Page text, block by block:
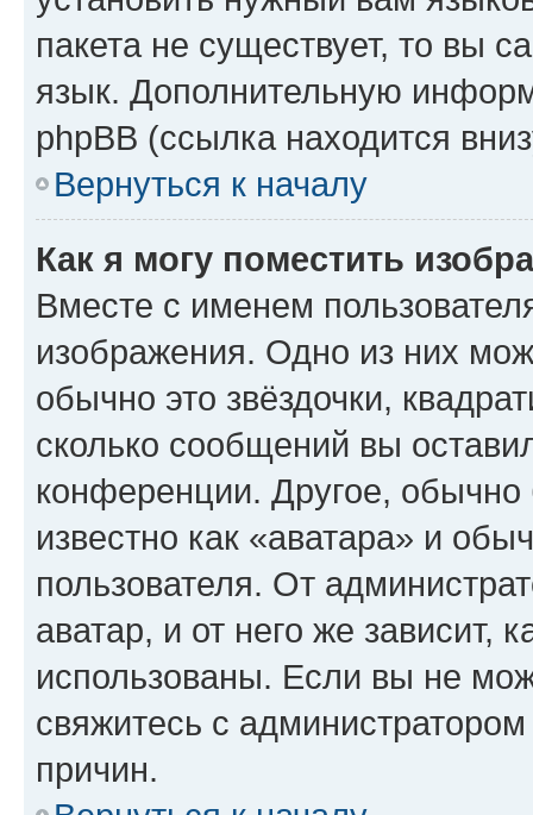
пакета не существует, то вы
язык. Дополнительную
phpBB (ссылка находится
Вернуться к началу
Как я могу поместить
Вместе с именем
изображения. Одно из них
обычно это звёздочки,
сколько сообщений вы
конференции. Другое,
известно как «аватара» и
пользователя. От
аватар, и от него же зависит,
использованы. Если вы не
свяжитесь с
причин.